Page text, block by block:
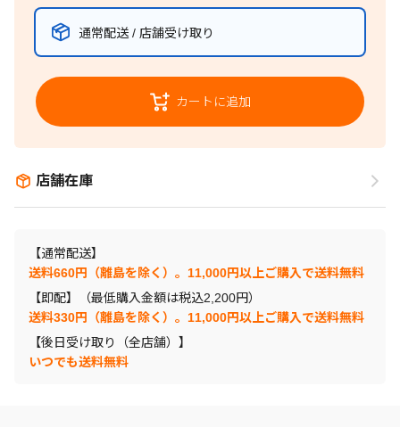
通常配送 / 店舗受け取り
カートに追加
店舗在庫
【通常配送】
送料660円（離島を除く）。11,000円以上ご購入で送料無料
【即配】（最低購入金額は税込2,200円）
送料330円（離島を除く）。11,000円以上ご購入で送料無料
【後日受け取り（全店舗）】
いつでも送料無料